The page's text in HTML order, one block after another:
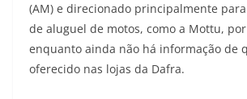
p
a
o
r
n
(AM) e direcionado principalmente
de aluguel de motos, como a Mottu,
enquanto ainda não há informação de
oferecido nas lojas da Dafra.